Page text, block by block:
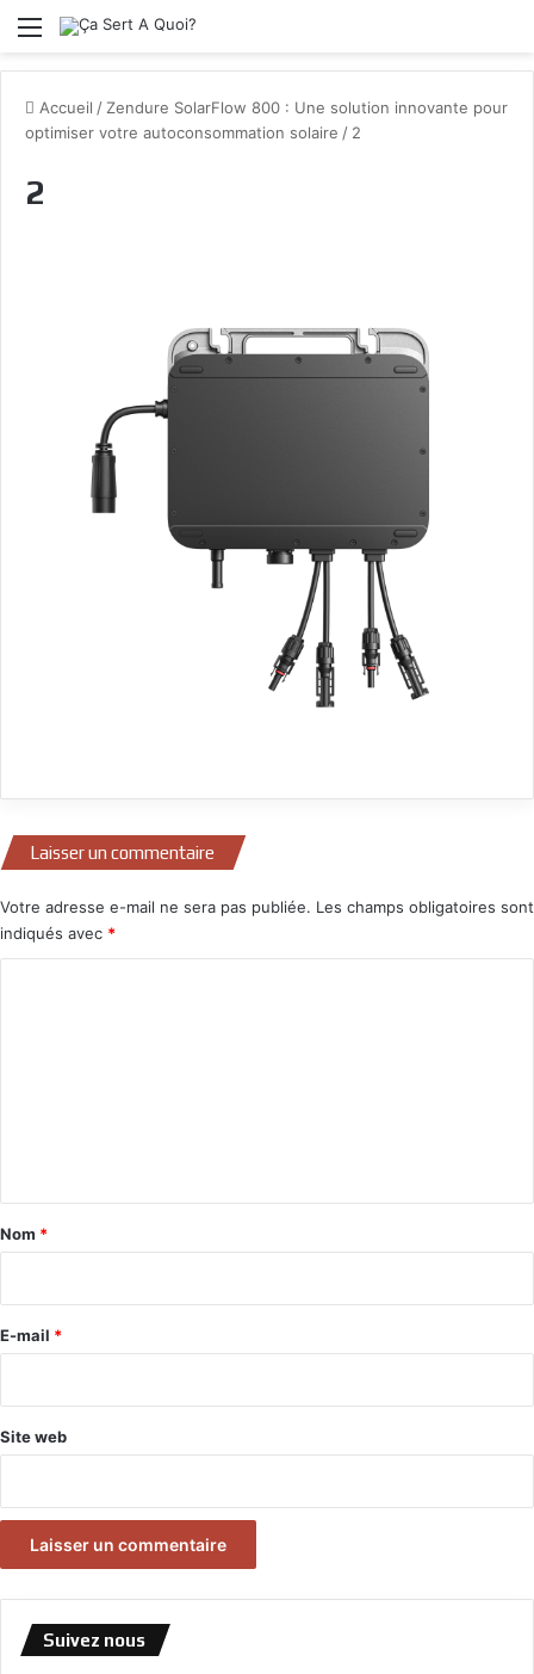
Menu
Accueil / Zendure SolarFlow 800 : Une solution innovante pour
optimiser votre autoconsommation solaire / 2
2
Laisser un commentaire
Votre adresse e-mail ne sera pas publiée. Les champs obligatoires sont
indiqués avec *
a
e
Nom *
E-mail *
Site web
Suivez nous